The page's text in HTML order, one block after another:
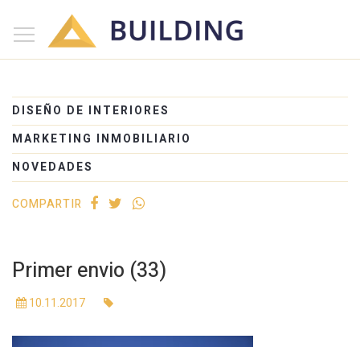
Inicio
Proyectos
DISEÑO DE INTERIORES
MARKETING INMOBILIARIO
NOVEDADES
COMPARTIR
Primer envio (33)
10.11.2017